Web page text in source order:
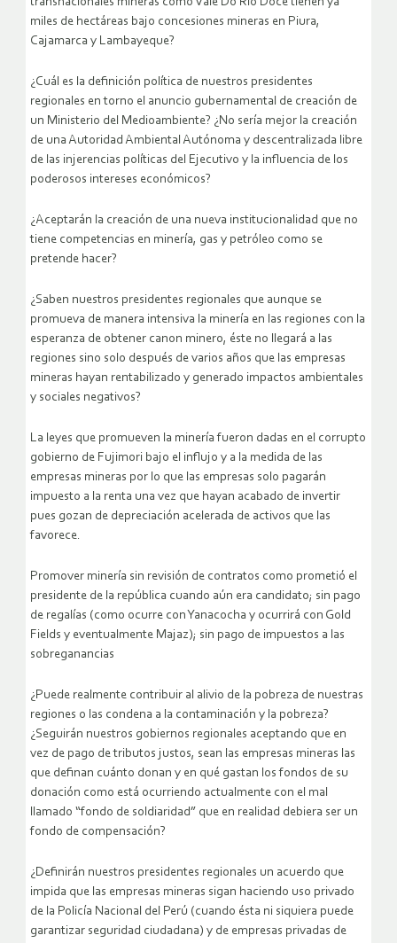
miles de hectáreas bajo concesiones mineras en Piura,
Cajamarca y Lambayeque?
¿Cuál es la definición política de nuestros presidentes
regionales en torno el anuncio gubernamental de creación de
un Ministerio del Medioambiente? ¿No sería mejor la creación
de una Autoridad Ambiental Autónoma y descentralizada libre
de las injerencias políticas del Ejecutivo y la influencia de los
poderosos intereses económicos?
¿Aceptarán la creación de una nueva institucionalidad que no
tiene competencias en minería, gas y petróleo como se
pretende hacer?
¿Saben nuestros presidentes regionales que aunque se
promueva de manera intensiva la minería en las regiones con la
esperanza de obtener canon minero, éste no llegará a las
regiones sino solo después de varios años que las empresas
mineras hayan rentabilizado y generado impactos ambientales
y sociales negativos?
La leyes que promueven la minería fueron dadas en el corrupto
gobierno de Fujimori bajo el influjo y a la medida de las
empresas mineras por lo que las empresas solo pagarán
impuesto a la renta una vez que hayan acabado de invertir
pues gozan de depreciación acelerada de activos que las
favorece.
Promover minería sin revisión de contratos como prometió el
presidente de la república cuando aún era candidato; sin pago
de regalías (como ocurre con Yanacocha y ocurrirá con Gold
Fields y eventualmente Majaz); sin pago de impuestos a las
sobreganancias
¿Puede realmente contribuir al alivio de la pobreza de nuestras
regiones o las condena a la contaminación y la pobreza?
¿Seguirán nuestros gobiernos regionales aceptando que en
vez de pago de tributos justos, sean las empresas mineras las
que definan cuánto donan y en qué gastan los fondos de su
donación como está ocurriendo actualmente con el mal
llamado “fondo de soldiaridad” que en realidad debiera ser un
fondo de compensación?
¿Definirán nuestros presidentes regionales un acuerdo que
impida que las empresas mineras sigan haciendo uso privado
de la Policía Nacional del Perú (cuando ésta ni siquiera puede
garantizar seguridad ciudadana) y de empresas privadas de